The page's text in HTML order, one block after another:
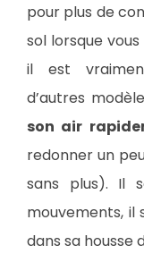
pour plus de
sol lorsque
il est
d’autres
son air
redonner un
sans plus). Il
mouvements,
dans sa housse